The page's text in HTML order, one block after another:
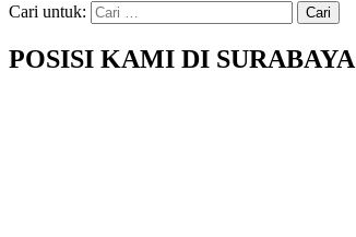
Cari untuk:
POSISI KAMI DI SURABAYA